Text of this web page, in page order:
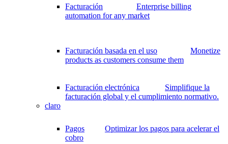
Facturación
Enterprise billing
automation for any market
Facturación basada en el uso
Monetize
products as customers consume them
Facturación electrónica
Simplifique la
facturación global y el cumplimiento normativo.
claro
Pagos
Optimizar los pagos para acelerar el
cobro